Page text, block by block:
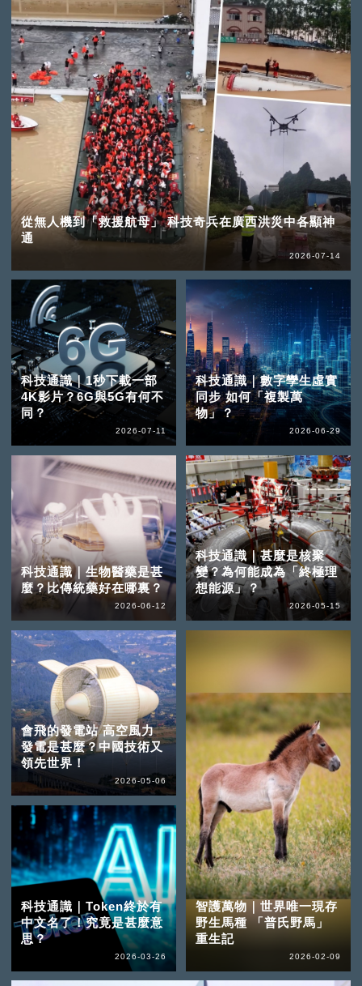
從無人機到「救援航母」 科技奇兵在廣西洪災中各顯神
通
2026-07-14
科技通識｜1秒下載一部
4K影片？6G與5G有何不
同？
2026-07-11
科技通識｜數字孿生虛實
同步 如何「複製萬
物」？
2026-06-29
科技通識｜生物醫藥是甚
麼？比傳統藥好在哪裏？
2026-06-12
科技通識｜甚麼是核聚
變？為何能成為「終極理
想能源」？
2026-05-15
會飛的發電站 高空風力
發電是甚麼？中國技術又
領先世界！
2026-05-06
科技通識｜Token終於有
中文名了！究竟是甚麼意
思？
2026-03-26
智護萬物｜世界唯一現存
野生馬種 「普氏野馬」
重生記
2026-02-09